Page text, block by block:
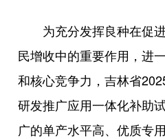
为充分发挥良种在促
民增收中的重要作用，进
和核心竞争力，吉林省
研发推广应用一体化补助
广的单产水平高、优质专